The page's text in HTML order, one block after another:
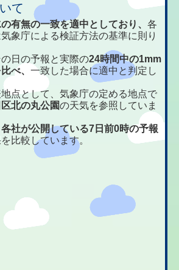
て
有無の一致を適中としており、各
象庁による検証方法の基準に則り
日の予報と実際の24時間中の1mm
べ、一致した場合に適中と判定し
点として、気象庁の定める地点で
北の丸公園の天気を参照していま
各社が公開している7日前0時の予報
比較しています。